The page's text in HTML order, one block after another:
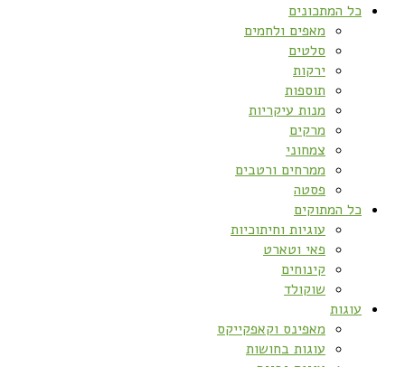
כל המתכונים
מאפים ולחמים
סלטים
ירקות
תוספות
מנות עיקריות
מרקים
צמחוני
ממרחים ורטבים
פסטה
כל המתוקים
עוגיות וחיתוכיות
פאי וטארט
קינוחים
שוקולד
עוגות
מאפינס וקאפקייקס
עוגות בחושות